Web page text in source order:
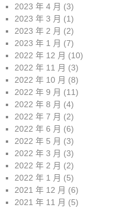
2023 年 4 月 (3)
2023 年 3 月 (1)
2023 年 2 月 (2)
2023 年 1 月 (7)
2022 年 12 月 (10)
2022 年 11 月 (3)
2022 年 10 月 (8)
2022 年 9 月 (11)
2022 年 8 月 (4)
2022 年 7 月 (2)
2022 年 6 月 (6)
2022 年 5 月 (3)
2022 年 3 月 (3)
2022 年 2 月 (2)
2022 年 1 月 (5)
2021 年 12 月 (6)
2021 年 11 月 (5)